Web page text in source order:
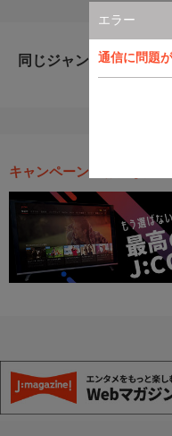
エラー
通信に問題
同じジャンルのおすす
キャンペーン・お得な情報